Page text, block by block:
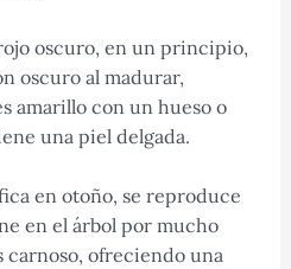
oscuro, en un principio,
oscuro al madurar,
amarillo con un hueso o
una piel delgada.
en otoño, se reproduce
en el árbol por mucho
carnoso, ofreciendo una